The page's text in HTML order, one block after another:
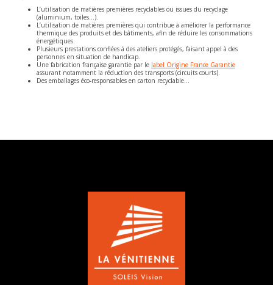
L’utilisation de matières premières recyclables ou issues du recyclage
(aluminium, toiles…).
L’utilisation de matières premières qui contribue à améliorer la performance
thermique des produits et des bâtiments, afin de réduire les consommations
énergétiques.
Plusieurs prestations confiées à des ateliers protégés, faisant appel à des
personnes en situation de handicap.
Une fabrication française garantie par le label Origine France Garantie
assurant notamment la réduction des transports (circuits courts).
Des emballages éco-responsables en carton recyclable…